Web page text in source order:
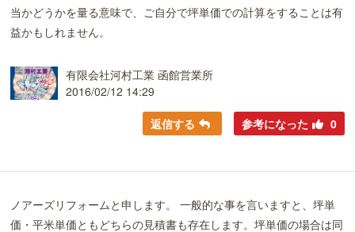
当かどうかを量る意味で、ご自分で坪単価での計算をすることは有
益かもしれません。
有限会社河村工業 函館営業所
2016/02/12 14:29
返信する 参考になった 0
ノアーズリフォームと申します。 一般的な事を言いますと、坪単
価・平米単価ともどちらの見積書も存在します。坪単価の場合は同